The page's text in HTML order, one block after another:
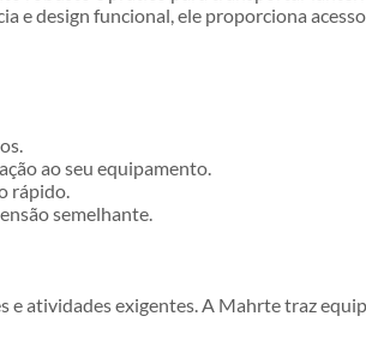
e design funcional, ele proporciona
ao seu equipamento.
rápido.
semelhante.
e atividades exigentes. A Mahrte traz